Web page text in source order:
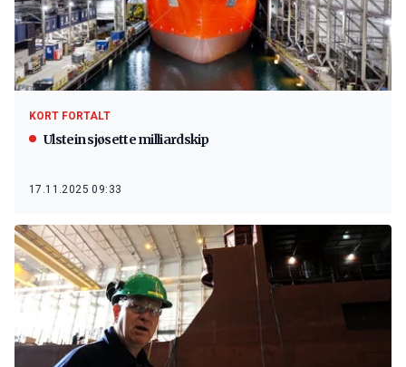
KORT FORTALT
Ulstein sjøsette milliardskip
17.11.2025 09:33